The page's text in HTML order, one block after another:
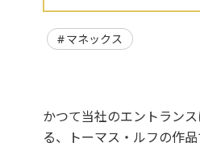
マネックス
かつて当社のエントラン
る、トーマス・ルフの作